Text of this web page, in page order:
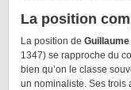
La position
La position de Guillaume
1347) se rapproche du
bien qu’on le classe
un nominaliste. Ses trois